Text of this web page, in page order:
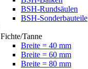
BSH-Rundsäulen
BSH-Sonderbauteile
Fichte/Tanne
Breite = 40 mm
Breite = 60 mm
Breite = 80 mm